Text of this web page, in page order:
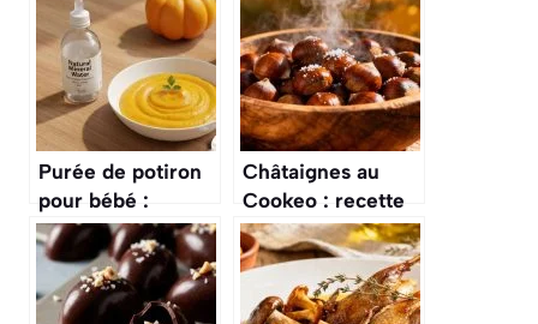
Purée de potiron
pour bébé :
recette facile et
nutritive
Châtaignes au
Cookeo : recette
facile et rapide